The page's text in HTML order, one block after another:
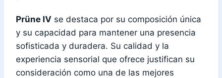
Prüne IV se destaca por su composición única
y su capacidad para mantener una presencia
sofisticada y duradera. Su calidad y la
experiencia sensorial que ofrece justifican su
consideración como una de las mejores